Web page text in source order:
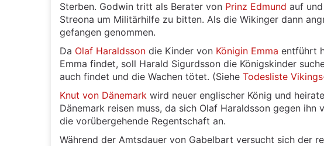
Sterben. Godwin tritt als Berater von Prinz Edmund auf
Streona um Militärhilfe zu bitten. Als die Wikinger dann
gefangen genommen.
Da Olaf Haraldsson die Kinder von Königin Emma entführt
Emma findet, soll Harald Sigurdsson die Königskinder
auch findet und die Wachen tötet. (Siehe Todesliste
Knut von Dänemark wird neuer englischer König und
Dänemark reisen muss, da sich Olaf Haraldsson gegen
die vorübergehende Regentschaft an.
Während der Amtsdauer von Gabelbart versucht sich der